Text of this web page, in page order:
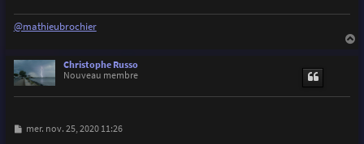
@mathieubrochier
Christophe Russo
Nouveau membre
M
mer. nov. 25, 2020 11:26